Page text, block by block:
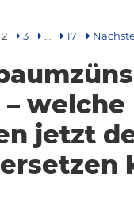
2 3 17
– welche
jetzt